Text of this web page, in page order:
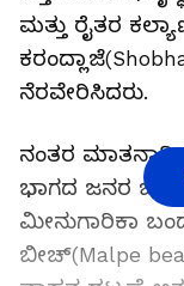
ಮತ್ತು ರೈತರ
ನೆರವೇರಿಸಿದರು.
ನಂತರ
ಭಾಗದ ಜನರ
ಮೀನುಗಾರಿಕಾ
ಬೀಚ್(Malpe